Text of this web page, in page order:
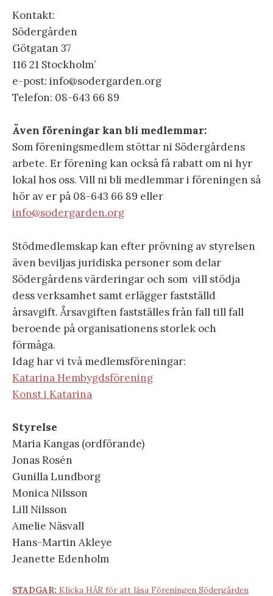
Kontakt:
Södergården
Götgatan 37
116 21 Stockholm’
e-post: info@sodergarden.org
Telefon: 08-643 66 89
Även föreningar kan bli medlemmar:
Som föreningsmedlem stöttar ni Södergårdens
arbete. Er förening kan också få rabatt om ni hyr
lokal hos oss. Vill ni bli medlemmar i föreningen så
hör av er på 08-643 66 89 eller
info@sodergarden.org
Stödmedlemskap kan efter prövning av styrelsen
även beviljas juridiska personer som delar
Södergårdens värderingar och som vill stödja
dess verksamhet samt erlägger fastställd
årsavgift. Årsavgiften fastställes från fall till fall
beroende på organisationens storlek och
förmåga.
Idag har vi två medlemsföreningar:
Katarina Hembygdsförening
Konst i Katarina
Styrelse
Maria Kangas (ordförande)
Jonas Rosén
Gunilla Lundborg
Monica Nilsson
Lill Nilsson
Amelie Näsvall
Hans-Martin Akleye
Jeanette Edenholm
STADGAR: Klicka HÄR för att läsa Föreningen Södergården